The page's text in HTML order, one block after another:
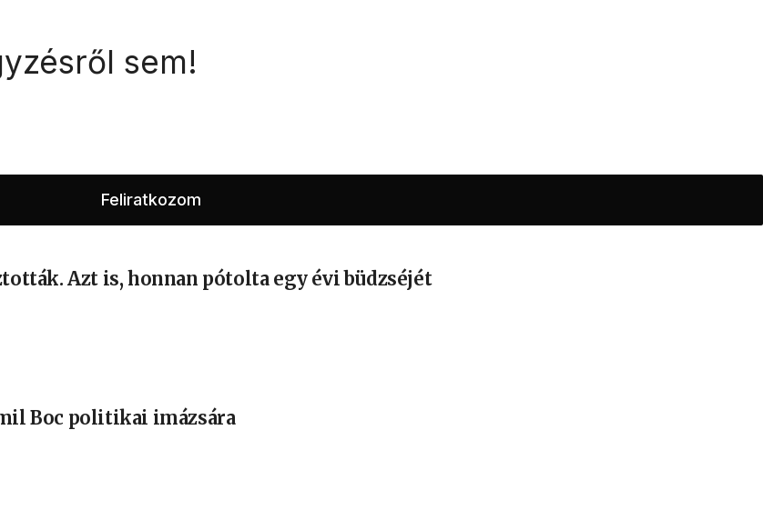
sem!
Azt is, honnan pótolta egy évi büdzséjét
Boc politikai imázsára